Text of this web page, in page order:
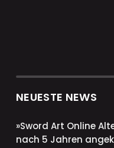
NEUESTE NEWS
»Sword Art Online
nach 5 Jahren